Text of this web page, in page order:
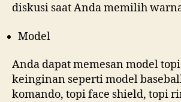
diskusi saat Anda memilih
Model
Anda dapat memesan model
keinginan seperti model
komando, topi face shield, topi